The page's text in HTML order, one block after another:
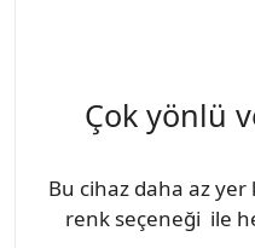
Çok yönlü
Bu cihaz daha az
renk seçeneği ile